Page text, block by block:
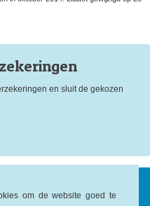
om de website goed te
en sluit de gekozen
Sitemap